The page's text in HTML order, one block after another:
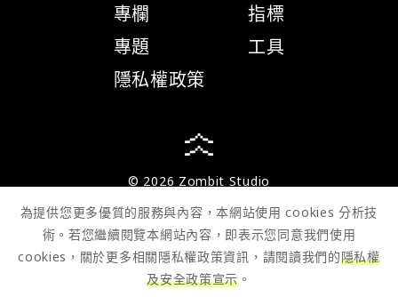
專欄
專題
隱私權政策
指標
工具
© 2026 Zombit Studio
為提供您更多優質的服務與內容，本網站使用 cookies 分析技
術。若您繼續閱覽本網站內容，即表示您同意我們使用
cookies，關於更多相關隱私權政策資訊，請閱讀我們的隱私權
及安全政策宣示 。